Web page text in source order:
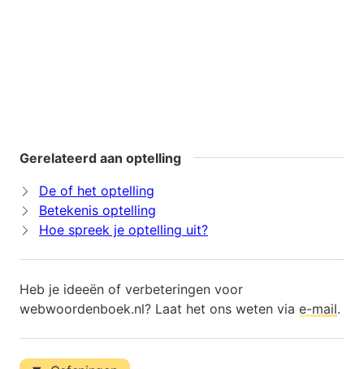
Gerelateerd aan optelling
De of het optelling
Betekenis optelling
Hoe spreek je optelling uit?
Heb je ideeën of verbeteringen voor
webwoordenboek.nl? Laat het ons weten via e-mail.